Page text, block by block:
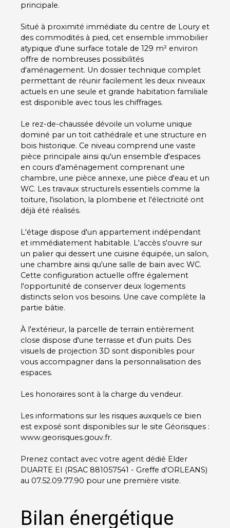
principale.
Situé à proximité immédiate du centre de Loury et
des commodités à pied, cet ensemble immobilier
atypique d'une surface totale de 129 m² environ
offre de nombreuses possibilités
d'aménagement. Un dossier technique complet
permettant de réunir facilement les deux niveaux
actuels en une seule et grande habitation familiale
est disponible avec tous les chiffrages.
Le rez-de-chaussée dévoile un volume unique
dominé par un toit cathédrale et une structure en
bois historique. Ce niveau comprend une vaste
pièce principale ainsi qu'un ensemble d'espaces
en cours d'aménagement comprenant une
chambre, une pièce annexe, une pièce d'eau et un
WC. Les travaux structurels essentiels comme la
toiture, l'isolation, la plomberie et l'électricité ont
déjà été réalisés.
L'étage dispose d'un appartement indépendant
et immédiatement habitable. L'accès s'ouvre sur
un palier qui dessert une cuisine équipée, un salon,
une chambre ainsi qu'une salle de bain avec WC.
Cette configuration actuelle offre également
l'opportunité de conserver deux logements
distincts selon vos besoins. Une cave complète la
partie bâtie.
À l'extérieur, la parcelle de terrain entièrement
close dispose d'une terrasse et d'un puits. Des
visuels de projection 3D sont disponibles pour
vous accompagner dans la personnalisation des
espaces.
Les honoraires sont à la charge du vendeur.
Les informations sur les risques auxquels ce bien
est exposé sont disponibles sur le site Géorisques :
www.georisques.gouv.fr.
Prenez contact avec votre agent dédié Elder
DUARTE EI (RSAC 881057541 - Greffe d’ORLEANS)
au 07.52.09.77.90 pour une première visite.
Bilan énergétique